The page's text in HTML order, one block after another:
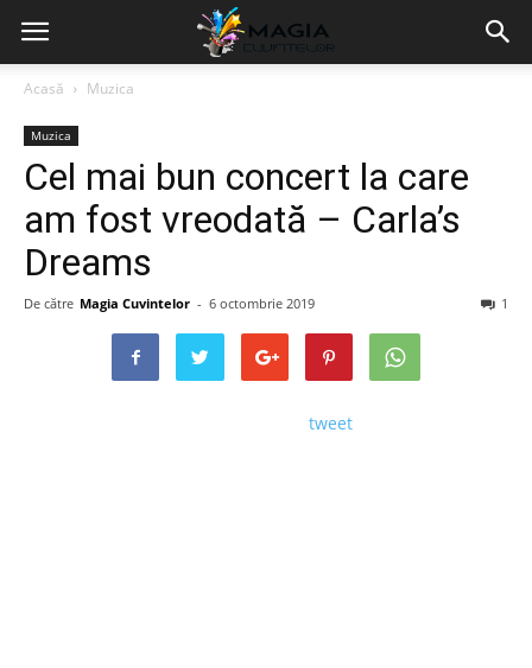
Acasă Muzica
Muzica
Cel mai bun concert la care
am fost vreodată – Carla’s
Dreams
De către Magia Cuvintelor - 6 octombrie 2019 1
tweet